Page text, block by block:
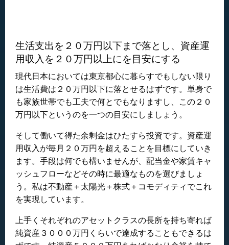
生活支出を２０万円以下まで落とし、資産運
用収入を２０万円以上にを目安にする
現代日本においては東京都心に暮らすでもしない限り
は生活費は２０万円以下に落とせるはずです。単身で
も家族世帯でも工夫で何とでもなりますし、この２０
万円以下というのを一つの目安にしましょう。
そして働いて得た余剰金はひたすら投資です。資産運
用収入が毎月２０万円を超えることを目標にしていき
ます。手段は何でも構いませんが、配当金や家賃キャ
ッシュフローなどその時に最適なものを選びましょ
う。私は不動産＋太陽光＋株式＋コモディティでこれ
を実現しています。
上手くそれぞれのアセットクラスの長所を持ち寄れば
純資産３０００万円くらいで達成することもできるは